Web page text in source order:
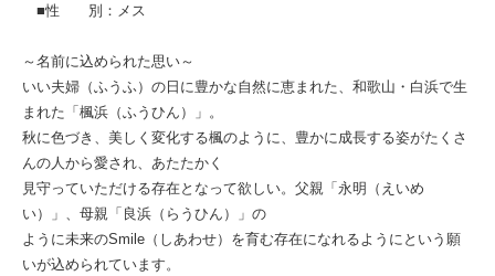
■性 別：メス
～名前に込められた思い～
いい夫婦（ふうふ）の日に豊かな自然に恵まれた、和歌山・白浜で生
まれた「楓浜（ふうひん）」。
秋に色づき、美しく変化する楓のように、豊かに成長する姿がたくさ
んの人から愛され、あたたかく
見守っていただける存在となって欲しい。父親「永明（えいめ
い）」、母親「良浜（らうひん）」の
ように未来のSmile（しあわせ）を育む存在になれるようにという願
いが込められています。